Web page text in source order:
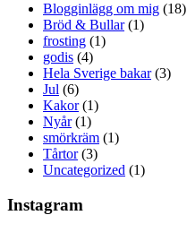
Blogginlägg om mig (18)
Bröd & Bullar(1)
frosting (1)
godis (4)
Hela Sverige bakar(3)
Jul (6)
Kakor(1)
Nyår(1)
smörkräm (1)
Tårtor(3)
Uncategorized (1)
Instagram